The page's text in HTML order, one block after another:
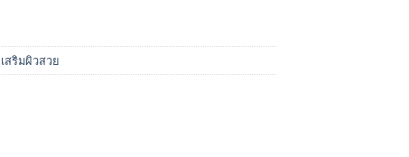
เสริมผิวสวย